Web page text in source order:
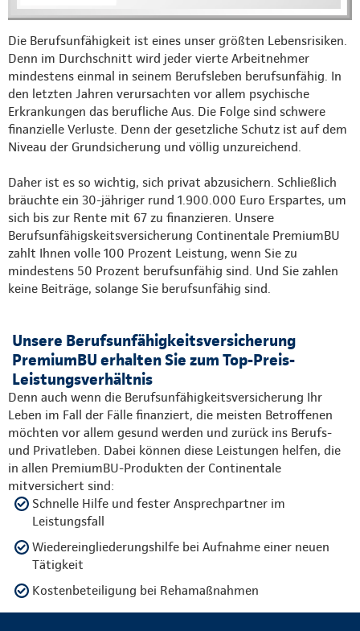
Die Berufsunfähigkeit ist eines unser größten Lebensrisiken.
Denn im Durchschnitt wird jeder vierte Arbeitnehmer
mindestens einmal in seinem Berufsleben berufsunfähig. In
den letzten Jahren verursachten vor allem psychische
Erkrankungen das berufliche Aus. Die Folge sind schwere
finanzielle Verluste. Denn der gesetzliche Schutz ist auf dem
Niveau der Grundsicherung und völlig unzureichend.
Daher ist es so wichtig, sich privat abzusichern. Schließlich
bräuchte ein 30-jähriger rund 1.900.000 Euro Erspartes, um
sich bis zur Rente mit 67 zu finanzieren. Unsere
Berufsunfähigskeitsversicherung Continentale PremiumBU
zahlt Ihnen volle 100 Prozent Leistung, wenn Sie zu
mindestens 50 Prozent berufsunfähig sind. Und Sie zahlen
keine Beiträge, solange Sie berufsunfähig sind.
Unsere Berufsunfähigkeitsversicherung
PremiumBU erhalten Sie zum Top-Preis-
Leistungsverhältnis
Denn auch wenn die Berufsunfähigkeitsversicherung Ihr
Leben im Fall der Fälle finanziert, die meisten Betroffenen
möchten vor allem gesund werden und zurück ins Berufs-
und Privatleben. Dabei können diese Leistungen helfen, die
in allen PremiumBU-Produkten der Continentale
mitversichert sind:
Schnelle Hilfe und fester Ansprechpartner im
Leistungsfall
Wiedereingliederungshilfe bei Aufnahme einer neuen
Tätigkeit
Kostenbeteiligung bei Rehamaßnahmen